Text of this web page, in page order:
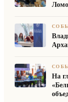
На